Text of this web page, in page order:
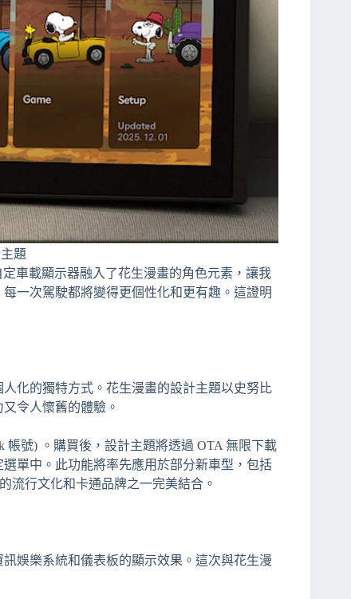
題
車載顯示器融入了花生漫畫的角色元素，讓我
一次駕駛都將變得更個性化和更有趣。這證明
化的獨特方式。花生漫畫的設計主題以史努比
令人懷舊的體驗。
號) 。購買後，設計主題將透過 OTA 無限下載
單中。此功能將率先應用於部分新車型，包括
流行文化和卡通品牌之一完美結合。
娛樂系統和儀表板的顯示效果。這次與花生漫